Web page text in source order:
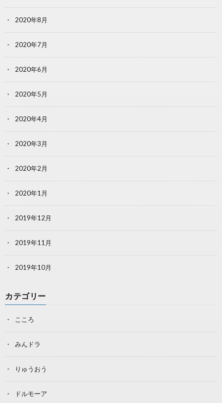
2020年8月
2020年7月
2020年6月
2020年5月
2020年4月
2020年3月
2020年2月
2020年1月
2019年12月
2019年11月
2019年10月
カテゴリー
こころ
みんドラ
りゅうおう
ドルモーア